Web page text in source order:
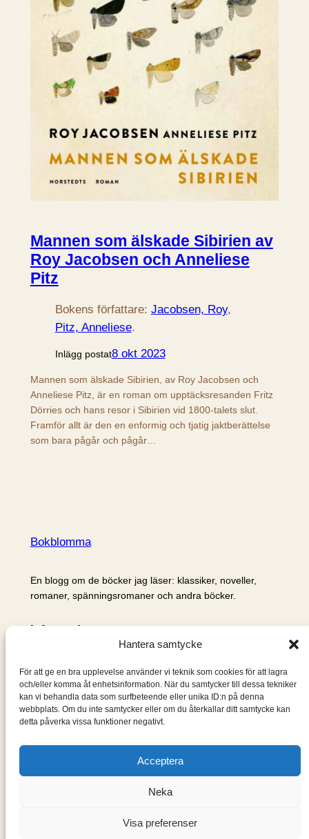
Hantera samtycke
För att ge en bra upplevelse använder vi teknik som cookies för att lagra
och/eller komma åt enhetsinformation. När du samtycker till dessa tekniker
kan vi behandla data som surfbeteende eller unika ID:n på denna
webbplats. Om du inte samtycker eller om du återkallar ditt samtycke kan
detta påverka vissa funktioner negativt.
Acceptera
Neka
Visa preferenser
Mannen som älskade Sibirien av
Roy Jacobsen och Anneliese
Pitz
Bokens författare: Jacobsen, Roy
Pitz, Anneliese.
Inlägg postat8 okt 2023
Mannen som älskade Sibirien, av Roy Jacobsen och
Anneliese Pitz, är en roman om upptäcksresanden Fritz
Dörries och hans resor i Sibirien vid 1800-talets slut.
Framför allt är den en enformig och tjatig jaktberättelse
som bara pågår och pågår…
Bokblomma
En blogg om de böcker jag läser: klassiker, noveller,
romaner, spänningsromaner och andra böcker.
Information
Om mig & om bloggen
S
ö
k
WordPress